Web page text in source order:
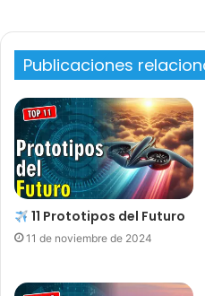
Publicaciones
11 Prototipos del Futuro
11 de noviembre de 2024